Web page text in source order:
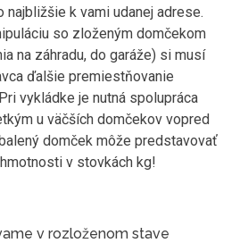
k vami udanej adrese.
so zloženým domčekom
na záhradu, do garáže) si musí
ďalšie premiestňovanie
vykládke je nutná spolupráca
u väčších domčekov vopred
domček môže predstavovať
v stovkách kg!
v rozloženom stave